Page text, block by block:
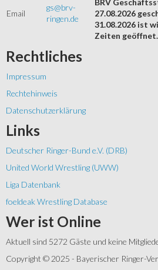
Email
gs@brv-
ringen.de
BRV
27.08.2026
31.08.2026 ist
Zeiten geöffnet.
Rechtliches
Impressum
Rechtehinweis
Datenschutzerklärung
Links
Deutscher Ringer-Bund e.V. (DRB)
United World Wrestling (UWW)
Liga Datenbank
foeldeak Wrestling Database
Wer ist Online
Aktuell sind 5272 Gäste und keine
Copyright © 2025 - Bayerischer Ringer-